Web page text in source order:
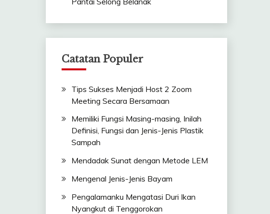
Catatan Populer
Tips Sukses Menjadi Host 2 Zoom
Meeting Secara Bersamaan
Memiliki Fungsi Masing-masing, Inilah
Definisi, Fungsi dan Jenis-Jenis Plastik
Sampah
Mendadak Sunat dengan Metode LEM
Mengenal Jenis-Jenis Bayam
Pengalamanku Mengatasi Duri Ikan
Nyangkut di Tenggorokan